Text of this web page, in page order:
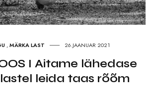
,MÄRKA LAST 26.JAANUAR 2021
I Aitame lähedase
leida taas rõõm